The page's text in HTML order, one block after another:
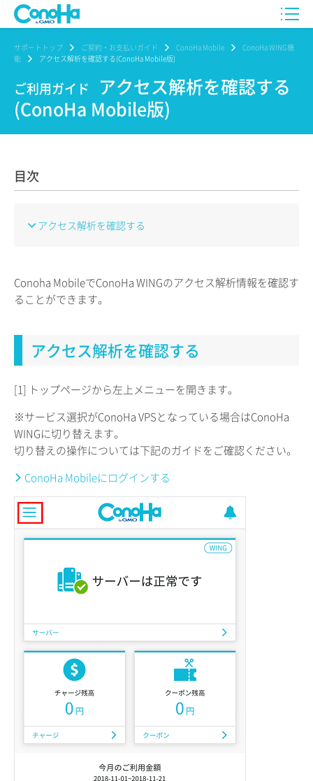
サポートトップ ご契約・お支払いガイド ConoHa Mobile
ConoHa WING機
能
アクセス解析を確認する(ConoHa Mobile版)
ご利用ガイド
アクセス解析を確認する
(ConoHa Mobile版)
目次
アクセス解析を確認する
Conoha MobileでConoHa WINGのアクセス解析情報を確認す
ることができます。
アクセス解析を確認する
[1] トップページから左上メニューを開きます。
※サービス選択がConoHa VPSとなっている場合はConoHa
WINGに切り替えます。
切り替えの操作については下記のガイドをご確認ください。
ConoHa Mobileにログインする